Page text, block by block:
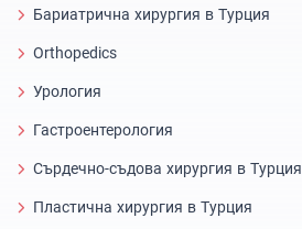
Бариатрична хирургия в Турция
Orthopedics
Урология
Гастроентерология
Сърдечно-съдова хирургия в Турция
Пластична хирургия в Турция